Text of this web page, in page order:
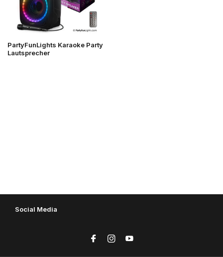
PartyFunLights Karaoke Party
Lautsprecher
Social Media